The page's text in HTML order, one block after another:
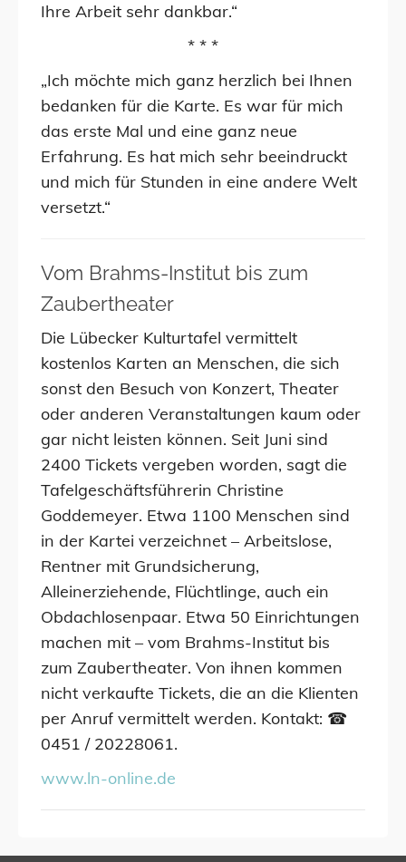
Ihre Arbeit sehr dankbar.“
* * *
„Ich möchte mich ganz herzlich bei Ihnen
bedanken für die Karte. Es war für mich
das erste Mal und eine ganz neue
Erfahrung. Es hat mich sehr beeindruckt
und mich für Stunden in eine andere Welt
versetzt.“
Vom Brahms-Institut bis zum
Zaubertheater
Die Lübecker Kulturtafel vermittelt
kostenlos Karten an Menschen, die sich
sonst den Besuch von Konzert, Theater
oder anderen Veranstaltungen kaum oder
gar nicht leisten können. Seit Juni sind
2400 Tickets vergeben worden, sagt die
Tafelgeschäftsführerin Christine
Goddemeyer. Etwa 1100 Menschen sind
in der Kartei verzeichnet – Arbeitslose,
Rentner mit Grundsicherung,
Alleinerziehende, Flüchtlinge, auch ein
Obdachlosenpaar. Etwa 50 Einrichtungen
machen mit – vom Brahms-Institut bis
zum Zaubertheater. Von ihnen kommen
nicht verkaufte Tickets, die an die Klienten
per Anruf vermittelt werden. Kontakt: ☎
0451 / 20228061.
www.ln-online.de